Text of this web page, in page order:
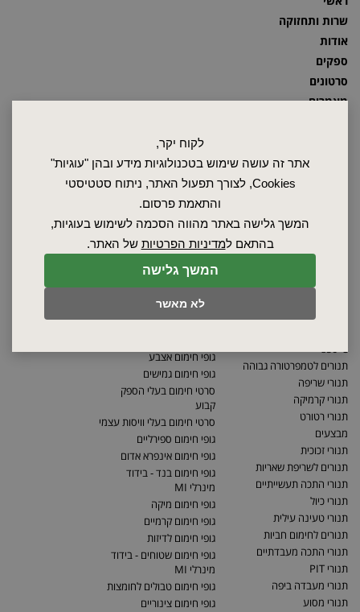
המשך גלישה
לא מאשר
לקוח יקר,
אתר זה עושה שימוש בטכנולוגיות מידע ובהן "עוגיות"
Cookies, לצורך תפעול האתר, ניתוח סטטיסטי
והתאמת פרסום.
המשך גלישה באתר מהווה הסכמה לשימוש בעוגיות,
בהתאם למדיניות הפרטיות של האתר.
שרות ותחזוקה
אודות
ספקים
סרטונים
מאמרים
הצהרת נגישות
מדיניות פרטיות
תנורים תעשייתיים
תנורי צינור תעשייתיים
תנור מלח לטיפול תרמי
850°C
תנורים לטמפרטורה גבוהה
תנורי שריפה
תנורי קרמיקה
תנורי רטורט
מבצעים
תנורי זכוכית
תנורים לשריפת שאריות
תנורי התכה תעשייתיים
תנורי כיול
תנורי טעינה עילית
תנורים לחימום חביות
תנורי התכה מעבדתיים
תנורי PIT
תנורי מעבדה ביפה
תנורי מסוע
תנורי נידוף ממיסים
בידוד לתנורים
מידוף לתנורים
אמבטי מים
אמבט חימום סודה קאוסטית
גופי חימום אצבע
גופי חימום גמישים
סרטי חימום בעלי הספק
קבוע
סרטי חימום בעלי וויסות עצמי
גופי חימום ספירליים
גופי חימום אינפרא אדום
גופי חימום בנד - בידוד
מינרלי MI
גופי חימום מיקה
גופי חימום קרמיים
גופי חימום לדיזות
גופי חימום שטוחים - בידוד
מינרלי MI
גופי חימום טבולים לחומצות
גופי חימום צינוריים